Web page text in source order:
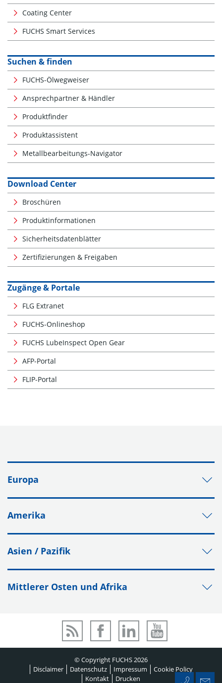
Coating Center
FUCHS Smart Services
Suchen & finden
FUCHS-Ölwegweiser
Ansprechpartner & Händler
Produktfinder
Produktassistent
Metallbearbeitungs-Navigator
Download Center
Broschüren
Produktinformationen
Sicherheitsdatenblätter
Zertifizierungen & Freigaben
Zugänge & Portale
FLG Extranet
FUCHS-Onlineshop
FUCHS LubeInspect Open Gear
AFP-Portal
FLIP-Portal
Europa
Amerika
Asien / Pazifik
Mittlerer Osten und Afrika
© Copyright FUCHS 2026
Disclaimer
Datenschutz Impressum
Cookie Policy
Kontakt
Drucken